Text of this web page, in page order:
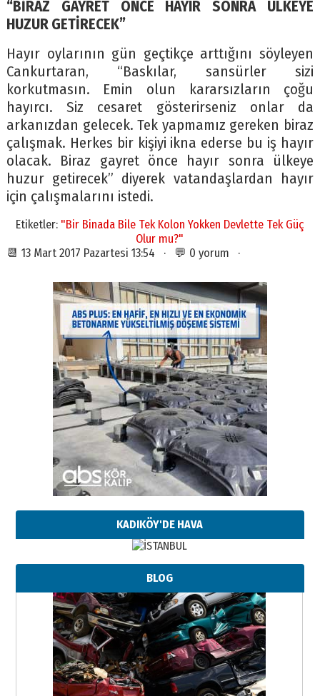
“BİRAZ GAYRET ÖNCE HAYIR SONRA ÜLKEYE
HUZUR GETİRECEK”
Hayır oylarının gün geçtikçe arttığını söyleyen
Cankurtaran, “Baskılar, sansürler sizi
korkutmasın. Emin olun kararsızların çoğu
hayırcı. Siz cesaret gösterirseniz onlar da
arkanızdan gelecek. Tek yapmamız gereken biraz
çalışmak. Herkes bir kişiyi ikna ederse bu iş hayır
olacak. Biraz gayret önce hayır sonra ülkeye
huzur getirecek” diyerek vatandaşlardan hayır
için çalışmalarını istedi.
Etiketler: "Bir Binada Bile Tek Kolon Yokken Devlette Tek Güç
Olur mu?"
📆 13 Mart 2017 Pazartesi 13:54 · 💬 0 yorum ·
KADIKÖY'DE HAVA
BLOG
Paranın Aile Kültüründeki Yeri
03 Ağustos 2026 Pazartesi
Yıldırım Gündoğdu
HAVVA’NIN ÜÇ KIZI
09 Temmuz 2026 Perşembe